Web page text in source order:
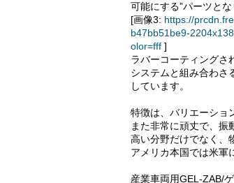
可能にする”パーツとな
[画像3: https://
b47bb51be9-
olor=fff ]
ラバーコーティングさ
システムと組み合わさ
しています。
特徴は、バリエーショ
また非常に頑丈で、振
高い分野だけでなく、
アメリカ本国では米軍
産業車両用GEL-ZAB/